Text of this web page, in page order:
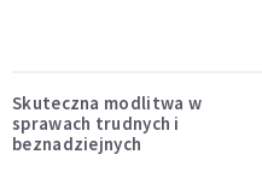
Skuteczna modlitwa w
sprawach trudnych i
beznadziejnych